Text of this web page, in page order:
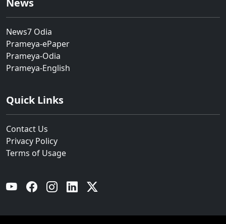
News7 Odia
Prameya-ePaper
Prameya-Odia
Prameya-English
Quick Links
Contact Us
Privacy Policy
Terms of Usage
YouTube Facebook Instagram Linkedin